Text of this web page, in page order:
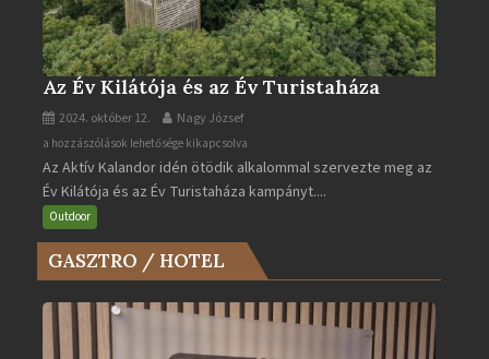
Az Év Kilátója és az Év Turistaháza
2024. október 12. Nagy József
Az
Év
Kilátója
és
az
Év
bejegyzéshez
a hozzászólások lehetősége kikapcsolva
Az Aktív Kalandor idén ötödik alkalommal szervezte meg az
Év Kilátója és az Év Turistaháza kampányt....
Outdoor
GASZTRO / HOTEL